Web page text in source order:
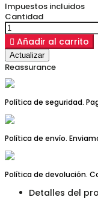
Impuestos incluidos
Cantidad
 Añadir al carrito
Reassurance
Política de seguridad.
Política de envío.
Política de devolución.
Detalles del